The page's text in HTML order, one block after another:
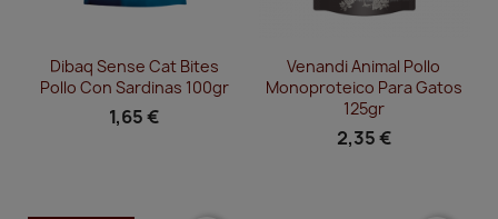
 Vista rápida
Dibaq Sense Cat Bites
Pollo Con Sardinas 100gr
1,65 €
Vista rápida
Venandi Animal Pollo
Monoproteico Para Gatos
125gr
2,35 €